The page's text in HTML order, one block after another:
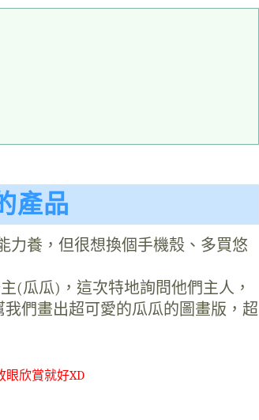
產品
力養，但很想換個手機殼、多買悠
(瓜瓜)，這次特地詢問他們主人，
們畫出超可愛的瓜瓜的圖畫版，超
欣賞就好XD